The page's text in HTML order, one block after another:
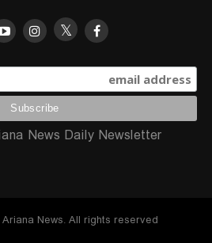
News Daily Newsletter
News. All rights reserved!